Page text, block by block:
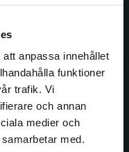
anpassa innehållet
funktioner
trafik. Vi
och annan
medier och
med.
kurslitteratur,
Studentlitteratur med